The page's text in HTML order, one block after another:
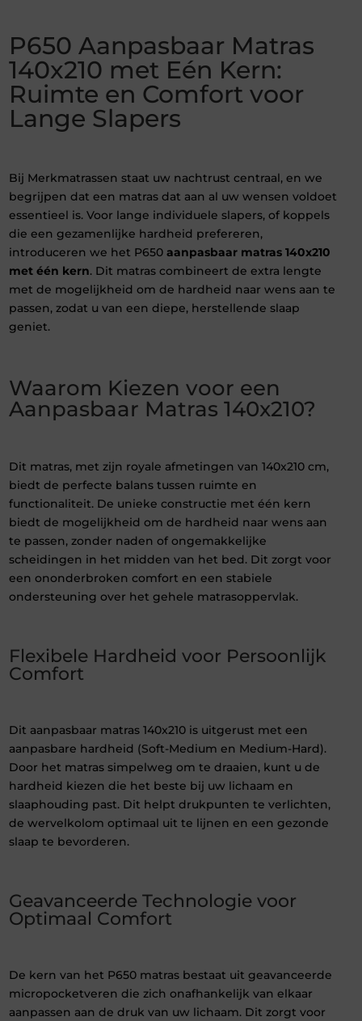
P650 Aanpasbaar Matras
140x210 met Eén Kern:
Ruimte en Comfort voor
Lange Slapers
Bij Merkmatrassen staat uw nachtrust centraal, en we
begrijpen dat een matras dat aan al uw wensen voldoet
essentieel is. Voor lange individuele slapers, of koppels
die een gezamenlijke hardheid prefereren,
introduceren we het P650 aanpasbaar matras 140x210
met één kern. Dit matras combineert de extra lengte
met de mogelijkheid om de hardheid naar wens aan te
passen, zodat u van een diepe, herstellende slaap
geniet.
Waarom Kiezen voor een
Aanpasbaar Matras 140x210?
Dit matras, met zijn royale afmetingen van 140x210 cm,
biedt de perfecte balans tussen ruimte en
functionaliteit. De unieke constructie met één kern
biedt de mogelijkheid om de hardheid naar wens aan
te passen, zonder naden of ongemakkelijke
scheidingen in het midden van het bed. Dit zorgt voor
een ononderbroken comfort en een stabiele
ondersteuning over het gehele matrasoppervlak.
Flexibele Hardheid voor Persoonlijk
Comfort
Dit aanpasbaar matras 140x210 is uitgerust met een
aanpasbare hardheid (Soft-Medium en Medium-Hard).
Door het matras simpelweg om te draaien, kunt u de
hardheid kiezen die het beste bij uw lichaam en
slaaphouding past. Dit helpt drukpunten te verlichten,
de wervelkolom optimaal uit te lijnen en een gezonde
slaap te bevorderen.
Geavanceerde Technologie voor
Optimaal Comfort
De kern van het P650 matras bestaat uit geavanceerde
micropocketveren die zich onafhankelijk van elkaar
aanpassen aan de druk van uw lichaam. Dit zorgt voor